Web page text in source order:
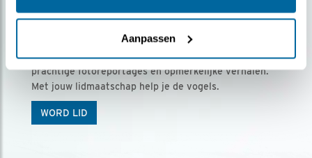
Aanpassen
Ontvang 5 x Vogels voor € 36,00 per jaar
Vogels is het tijdschrift voor onze leden, met
prachtige fotoreportages en opmerkelijke verhalen.
Met jouw lidmaatschap help je de vogels.
WORD LID